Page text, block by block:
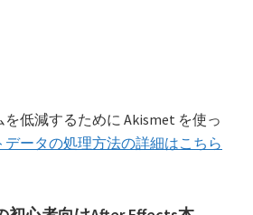
低減するために Akismet を使っ
データの処理方法の詳細はこちら